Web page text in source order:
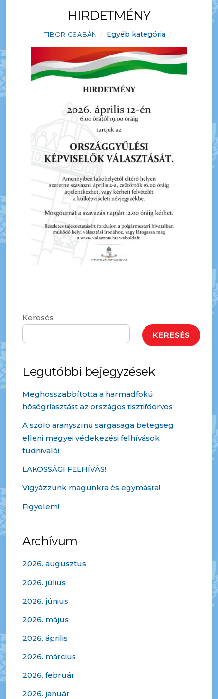
HIRDETMÉNY
TIBOR CSABÁN Egyéb kategória
Keresés
KERESÉS
Legutóbbi bejegyzések
Meghosszabbította a harmadfokú
hőségriasztást az országos tisztifőorvos
A szőlő aranyszínű sárgasága betegség
elleni megyei védekezési felhívások
tudnivalói
LAKOSSÁGI FELHÍVÁS!
Vigyázzunk magunkra és egymásra!
Figyelem!
Archívum
2026. augusztus
2026. július
2026. június
2026. május
2026. április
2026. március
2026. február
2026. január